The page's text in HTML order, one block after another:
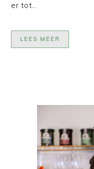
er tot…
LEES MEER